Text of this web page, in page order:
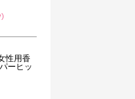
性用香
ーヒッ